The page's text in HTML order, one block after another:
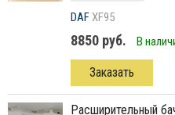
DAFXF95
8850 руб. В
Заказать
расширительный бачок нов. \ БАЧОК РАСШИР